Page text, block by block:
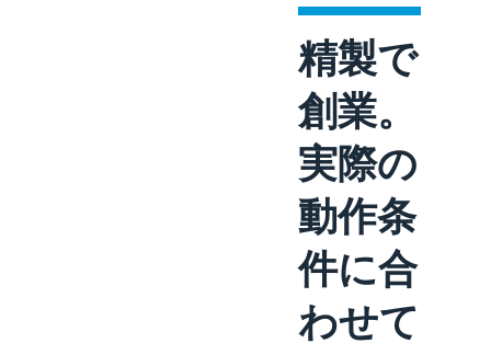
精製で
創業。
実際の
動作条
件に合
わせて